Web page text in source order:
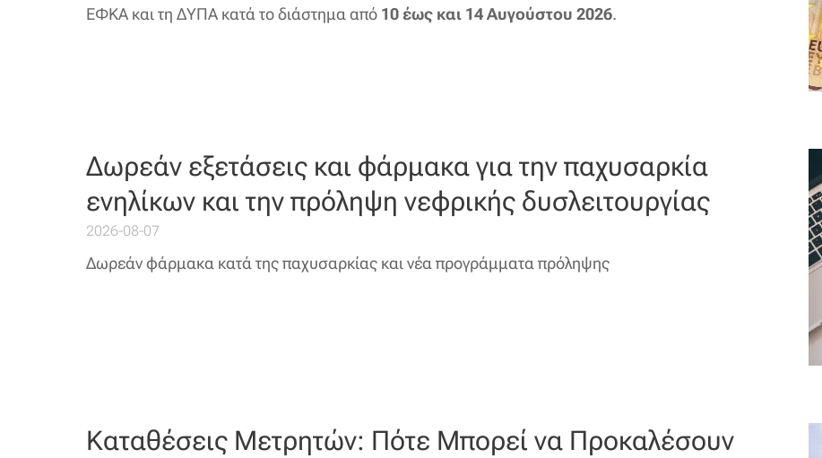
ΕΦΚΑ και τη ΔΥΠΑ κατά το διάστημα από 10 έως και 14 Αυγούστου 2026.
Δωρεάν εξετάσεις και φάρμακα για την παχυσαρκία
ενηλίκων και την πρόληψη νεφρικής δυσλειτουργίας
2026-08-07
Δωρεάν φάρμακα κατά της παχυσαρκίας και νέα προγράμματα πρόληψης
Καταθέσεις Μετρητών: Πότε Μπορεί να Προκαλέσουν